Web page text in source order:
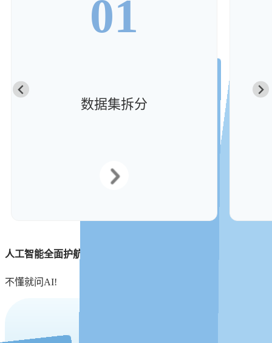
01
数据集拆分
人工智能全面护航
不懂就问AI!